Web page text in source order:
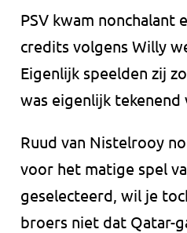
PSV kwam nonchalant
credits volgens Willy
Eigenlijk speelden zij
was eigenlijk
Ruud van Nistelrooy
voor het matige spel
geselecteerd, wil je
broers niet dat Qatar-